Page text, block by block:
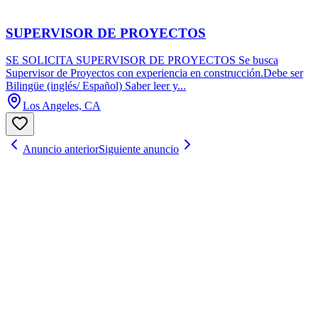
SUPERVISOR DE PROYECTOS
SE SOLICITA SUPERVISOR DE PROYECTOS Se busca
Supervisor de Proyectos con experiencia en construcción.Debe ser
Bilingüe (inglés/ Español) Saber leer y...
Los Angeles, CA
Anuncio anteriorSiguiente anuncio